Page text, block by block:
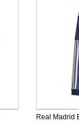
Real Madrid